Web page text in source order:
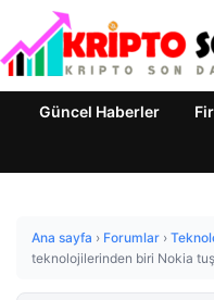
Güncel Haberler
Ana sayfa › Forumlar ›
teknolojilerinden biri Nokia